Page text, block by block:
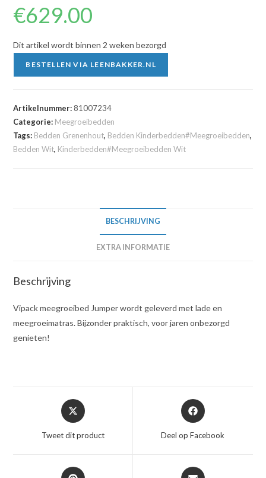
€629.00
Dit artikel wordt binnen 2 weken bezorgd
BESTELLEN VIA LEENBAKKER.NL
Artikelnummer:81007234
Categorie: Meegroeibedden
Tags: Bedden Grenenhout, Bedden Kinderbedden#Meegroeibedden,
Bedden Wit, Kinderbedden#Meegroeibedden Wit
BESCHRIJVING
EXTRA INFORMATIE
Beschrijving
Vipack meegroeibed Jumper wordt geleverd met lade en
meegroeimatras. Bijzonder praktisch, voor jaren onbezorgd
genieten!
Opent
in
nieuw
Tweet dit product
Opent
in
nieuw
Deel op Facebook
Opent
Opent